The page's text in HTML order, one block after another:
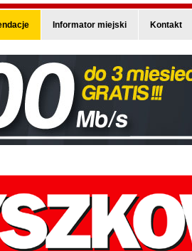
Informator miejski Kontakt